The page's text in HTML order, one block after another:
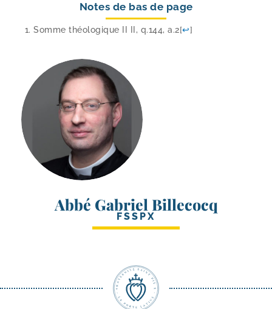
Notes de bas de page
Somme théo­lo­gique II II, q.144, a.2[↩]
Abbé Gabriel Billecocq
FSSPX